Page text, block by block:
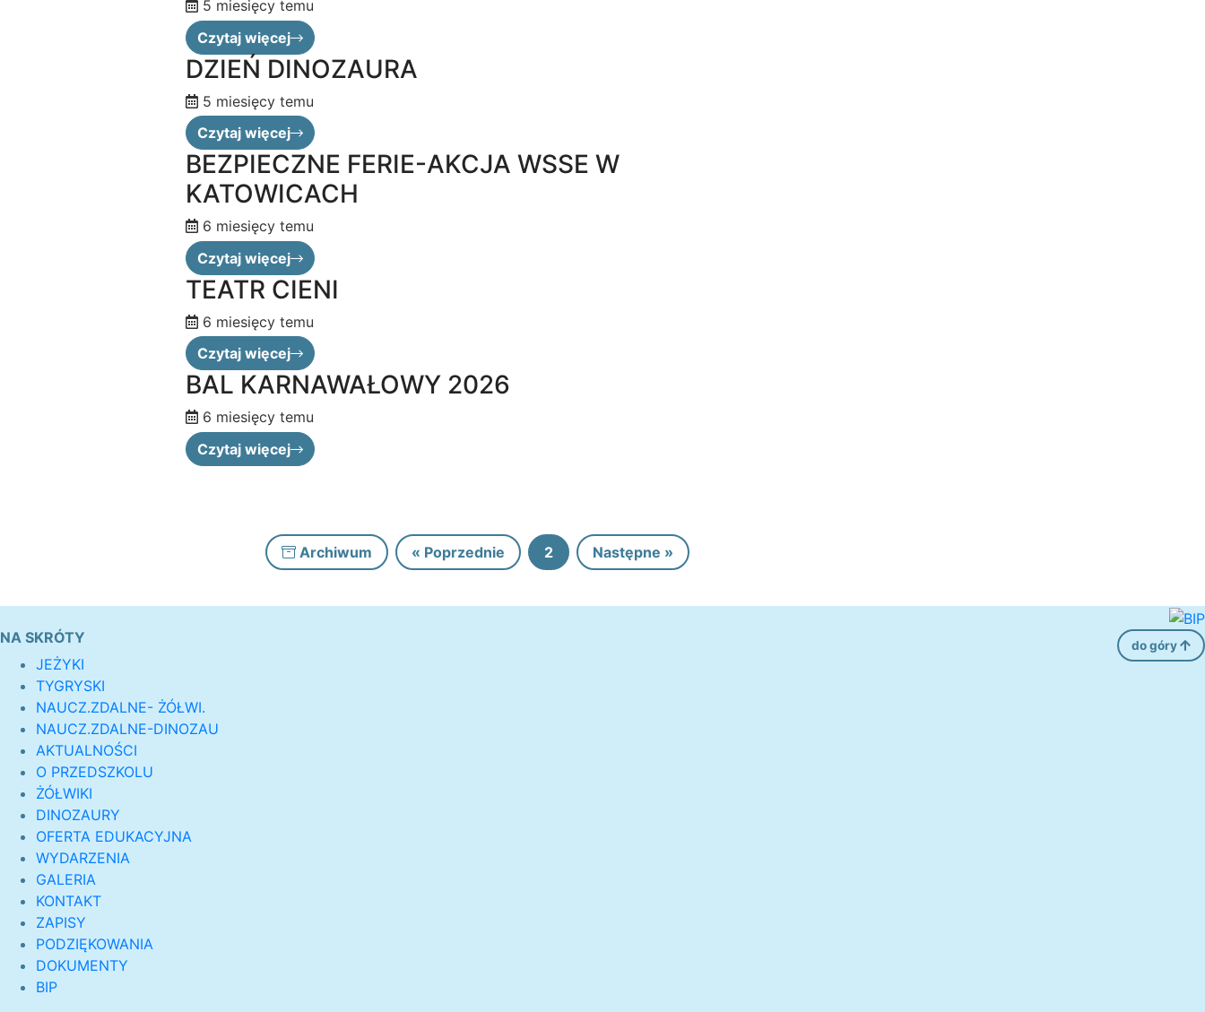
5 miesięcy temu
Czytaj więcej
DZIEŃ DINOZAURA
5 miesięcy temu
Czytaj więcej
BEZPIECZNE FERIE-AKCJA WSSE W
KATOWICACH
6 miesięcy temu
Czytaj więcej
TEATR CIENI
6 miesięcy temu
Czytaj więcej
BAL KARNAWAŁOWY 2026
6 miesięcy temu
Czytaj więcej
Archiwum « Poprzednie 2 Następne »
NA SKRÓTY do góry
JEŻYKI
TYGRYSKI
NAUCZ.ZDALNE- ŻÓŁWI.
NAUCZ.ZDALNE-DINOZAU
AKTUALNOŚCI
O PRZEDSZKOLU
ŻÓŁWIKI
DINOZAURY
OFERTA EDUKACYJNA
WYDARZENIA
GALERIA
KONTAKT
ZAPISY
PODZIĘKOWANIA
DOKUMENTY
BIP